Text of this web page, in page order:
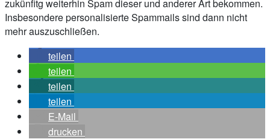
zukünfitg weiterhin Spam dieser und anderer Art bekommen.
Insbesondere personalisierte Spammails sind dann nicht
mehr auszuschließen.
teilen
teilen
teilen
teilen
E-Mail
drucken